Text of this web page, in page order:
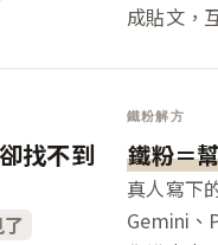
成貼文，
找不到
鐵粉解方
鐵粉＝
真人寫下
Gemini、